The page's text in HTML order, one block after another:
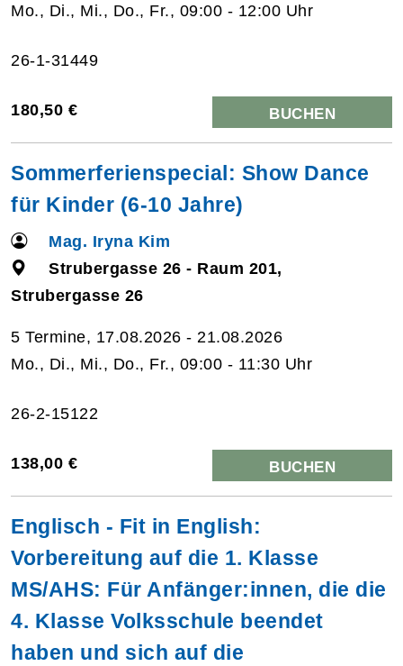
Mo., Di., Mi., Do., Fr., 09:00 - 12:00 Uhr
26-1-31449
180,50 € BUCHEN
Sommerferienspecial: Show Dance
für Kinder (6-10 Jahre)
Mag. Iryna Kim
Strubergasse 26 - Raum 201,
Strubergasse 26
5 Termine, 17.08.2026 - 21.08.2026
Mo., Di., Mi., Do., Fr., 09:00 - 11:30 Uhr
26-2-15122
138,00 € BUCHEN
Englisch - Fit in English:
Vorbereitung auf die 1. Klasse
MS/AHS: Für Anfänger:innen, die die
4. Klasse Volksschule beendet
haben und sich auf die